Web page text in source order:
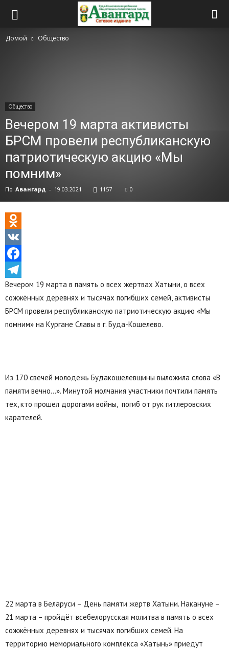
Домой Общество
Общество
Вечером 19 марта активисты
БРСМ провели республиканскую
патриотическую акцию «Мы
помним»
По Авангард - 19.03.2021 1157 0
Odnoklassniki
VK
Facebook
Telegram
Вечером 19 марта в память о всех жертвах Хатыни, о всех
сожжённых деревнях и тысячах погибших семей, активисты
БРСМ провели республиканскую патриотическую акцию «Мы
помним» на Кургане Славы в г. Буда-Кошелево.
Из 170 свечей молодежь Будакошелевщины выложила слова «В
памяти вечно…». Минутой молчания участники почтили память
тех, кто прошел дорогами войны, погиб от рук гитлеровских
карателей.
22 марта в Беларуси – День памяти жертв Хатыни. Накануне –
21 марта – пройдёт всебелорусская молитва в память о всех
сожжённых деревнях и тысячах погибших семей. На
территорию мемориального комплекса «Хатынь» приедут